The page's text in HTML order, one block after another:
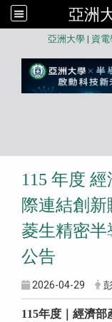
亞洲
亞洲大學 | 資
115 年度
際連結創
菱生精密半
公告
2026-04-29
115年度｜經濟部